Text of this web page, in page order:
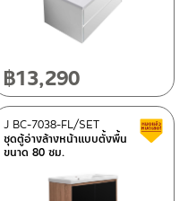
฿13,290
Clearance sale
ชุดตู้อ่างล้างหน้าแบบตั้งพื้น
ขนาด 80 ซม.
J BC-7038-FL/SET